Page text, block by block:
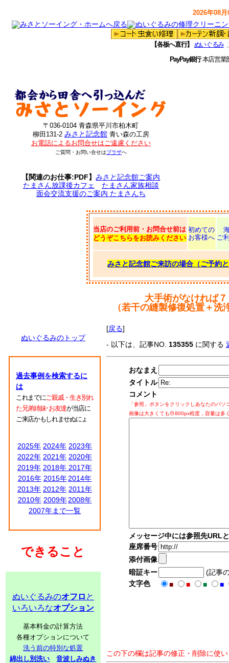
2026年08
【各板へ直行】 ぬいぐるみ
PayPay銀行本店営
〒036-0104 青森県平川市柏木町
柳田131-2 みさと記念館 青い森の工房
お電話によるお問合せはご遠慮ください
ご質問・お問い合せはプラザへ
【関連のお仕事:PDF】みさと記念館ご案内
たまさん放課後カフェ
たまさん家族相談
面会交流支援のご案内 たまさんち
当店のご利用前・お問合せ前は
どうぞこちらをお読みください
初めての
お客様へ ご
みさと記念館ご来訪の場合（ご予約
大手術がなければ
（若干の縫製修復処置＋
ぬいぐるみのトップ
過去事例を検索するに
は
これまでにご親戚・生き別れ
た兄弟姉妹･お友達が当店に
ご来店かもしれませぬにょ
2025年 2024年 2023年
2022年 2021年 2020年
2019年 2018年 2017年
2016年 2015年 2014年
2013年 2012年 2011年
2010年 2009年 2008年
2007年まで一覧
できること
ぬいぐるみのオフロ と
いろいろなオプション
基本料金の計算方法
各種オプションについて
洗う前の特別な処置
綿出し別洗い
音波しみぬき
[戻る]
- 以下は、記事NO. 135355 に関する
おなまえ
タイトル
コメント
「参照」ボタンをクリックしあなたのパ
画像は大きくても巾800px程度，容量は多
メッセージ中には参照先URL
座席番号
添付画像
暗証キー
(記事
文字色
■ ■ ■ ■
この下の欄は記事の修正・削除に使